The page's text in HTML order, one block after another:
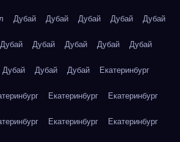
Дубай Дубай Дубай Дубай Дубай
Дубай Дубай Дубай Дубай Дубай
Дубай Дубай Дубай Екатеринбург
Екатеринбург Екатеринбург
Екатеринбург Екатеринбург